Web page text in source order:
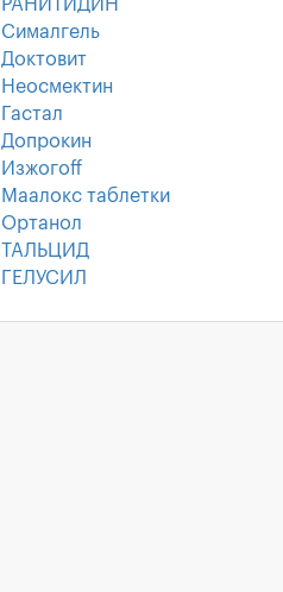
РАНИТИДИН
Сималгель
Доктовит
Неосмектин
Гастал
Допрокин
Изжогoff
Маалокс таблетки
Ортанол
ТАЛЬЦИД
ГЕЛУСИЛ